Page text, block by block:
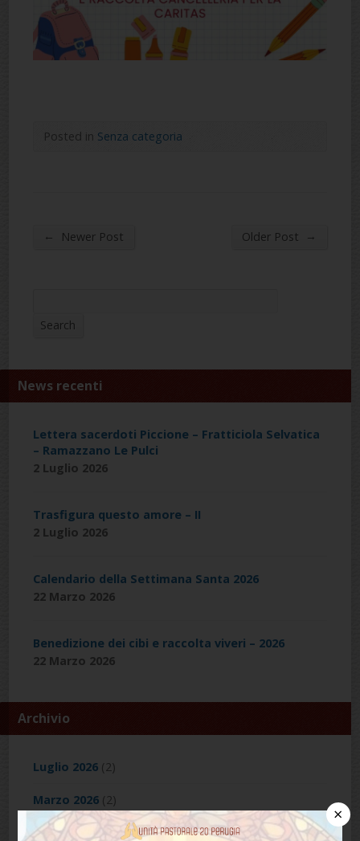
Posted in Senza categoria
← Newer Post Older Post →
Search
News recenti
Lettera sacerdoti Piccione – Fratticiola Selvatica
– Ramazzano Le Pulci
2 Luglio 2026
Trasfigura questo amore – II
2 Luglio 2026
Calendario della Settimana Santa 2026
22 Marzo 2026
Benedizione dei cibi e raccolta viveri – 2026
22 Marzo 2026
Archivio
Luglio 2026 (2)
Marzo 2026 (2)
Dicembre 2025 (1)
×